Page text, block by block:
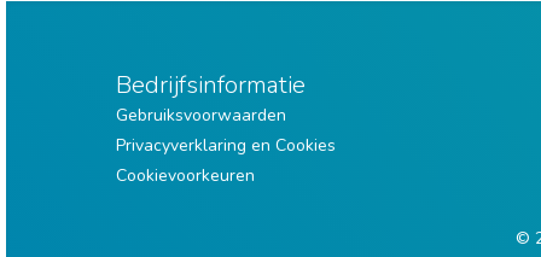
Bedrijfsinformatie
Gebruiksvoorwaarden
Privacyverklaring en Cookies
Cookievoorkeuren
©